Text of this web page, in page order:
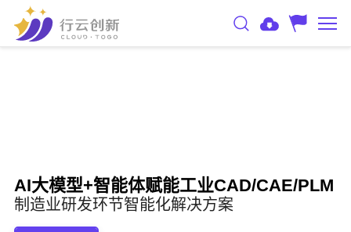
AI大模型+智能体赋能工业CAD/CAE/PLM
制造业研发环节智能化解决方案